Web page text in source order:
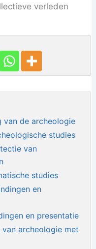
verleden
van de archeologie
studies
van
studies
en
en presentatie
archeologie met